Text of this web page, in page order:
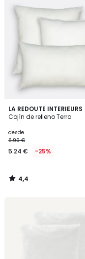
LA REDOUTE INTERIEURS
Cojín de relleno Terra
desde
6.99 €
5.24 € -25%
4,4
/ 5
4,4
/